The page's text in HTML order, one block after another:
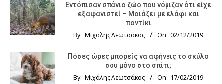
Εντόπισαν σπάνιο ζώο που νόμιζαν ότι είχε
εξαφανιστεί – Μοιάζει με ελάφι και
ποντίκι
By: Μιχάλης Λεωτσάκος On: 02/12/2019
Πόσες ώρες μπορείς να αφήνεις το σκύλο
σου μόνο στο σπίτι;
By: Μιχάλης Λεωτσάκος On: 17/02/2019